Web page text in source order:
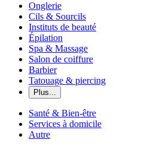
Onglerie
Cils & Sourcils
Instituts de beauté
Épilation
Spa & Massage
Salon de coiffure
Barbier
Tatouage & piercing
Plus...
Santé & Bien-être
Services à domicile
Autre